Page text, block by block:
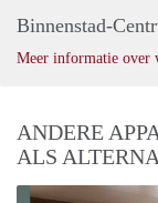
Binnenstad-
Meer informatie over
ANDERE
ALS